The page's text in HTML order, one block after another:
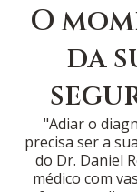
O
da
"Adiar o
precisa ser a
do Dr. Daniel
médico com